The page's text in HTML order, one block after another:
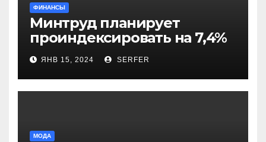
ФИНАНСЫ
Минтруд планирует
проиндексировать на 7,4%
более 40 выплат и
компенсаций
ЯНВ 15, 2024 SERFER
МОДА